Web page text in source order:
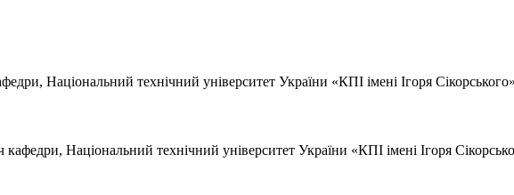
Національний технічний університет України «КПІ імені Ігоря
Національний технічний університет України «КПІ імені Ігоря